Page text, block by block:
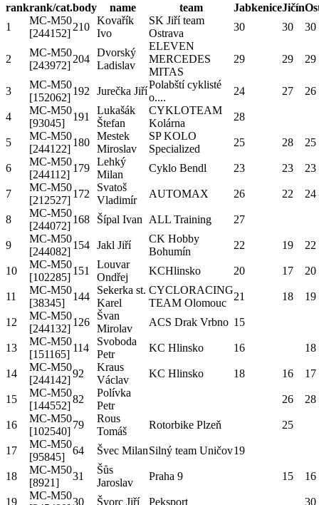
rankrank/cat.body name team JabkeniceJičín
1
MC-M50
[244152]
210
Kovařík
Ivo
SK Jiří team
Ostrava
30 30 30
2
MC-M50
[243972]
204
Dvorský
Ladislav
ELEVEN
MERCEDES
MITAS
29 29 29
3
MC-M50
[152062]
192 Jurečka Jiří
Polabští cyklisté
o....
24 27 26
4
MC-M50
[93045]
191
Lukašák
Štefan
CYKLOTEAM
Kolárna
28
5
MC-M50
[244122]
180
Mestek
Miroslav
SP KOLO
Specialized
25 28 25
6
MC-M50
[244112]
179
Lehký
Milan
Cyklo Bendl 23 23 23
7
MC-M50
[212527]
172
Svatoš
Vladimír
AUTOMAX 26 22 24
8
MC-M50
[244072]
168 Šípal Ivan ALL Training 27
9
MC-M50
[244082]
154 Jakl Jiří
CK Hobby
Bohumín
22 19 22
10
MC-M50
[102285]
151
Louvar
Ondřej
KCHlinsko 20 17 20
11
MC-M50
[38345]
144
Sekerka st.
Karel
CYCLORACING
TEAM Olomouc
21 18 19
12
MC-M50
[244132]
126
Švan
Mirolav
ACS Drak Vrbno 15
13
MC-M50
[151165]
114
Svoboda
Petr
KC Hlinsko 16 18
14
MC-M50
[244142]
92
Kraus
Václav
KC Hlinsko 18 16 17
15
MC-M50
[144552]
82
Polívka
Petr
26 28
16
MC-M50
[102540]
79
Rous
Tomáš
Rotorbike Plzeň 25
17
MC-M50
[95845]
64 Švec MilanSilný team Uničov19
18
MC-M50
[8921]
31
Šůs
Jaroslav
Praha 9 15 16
19
MC-M50
30 Švorc Jiří Peksport 30